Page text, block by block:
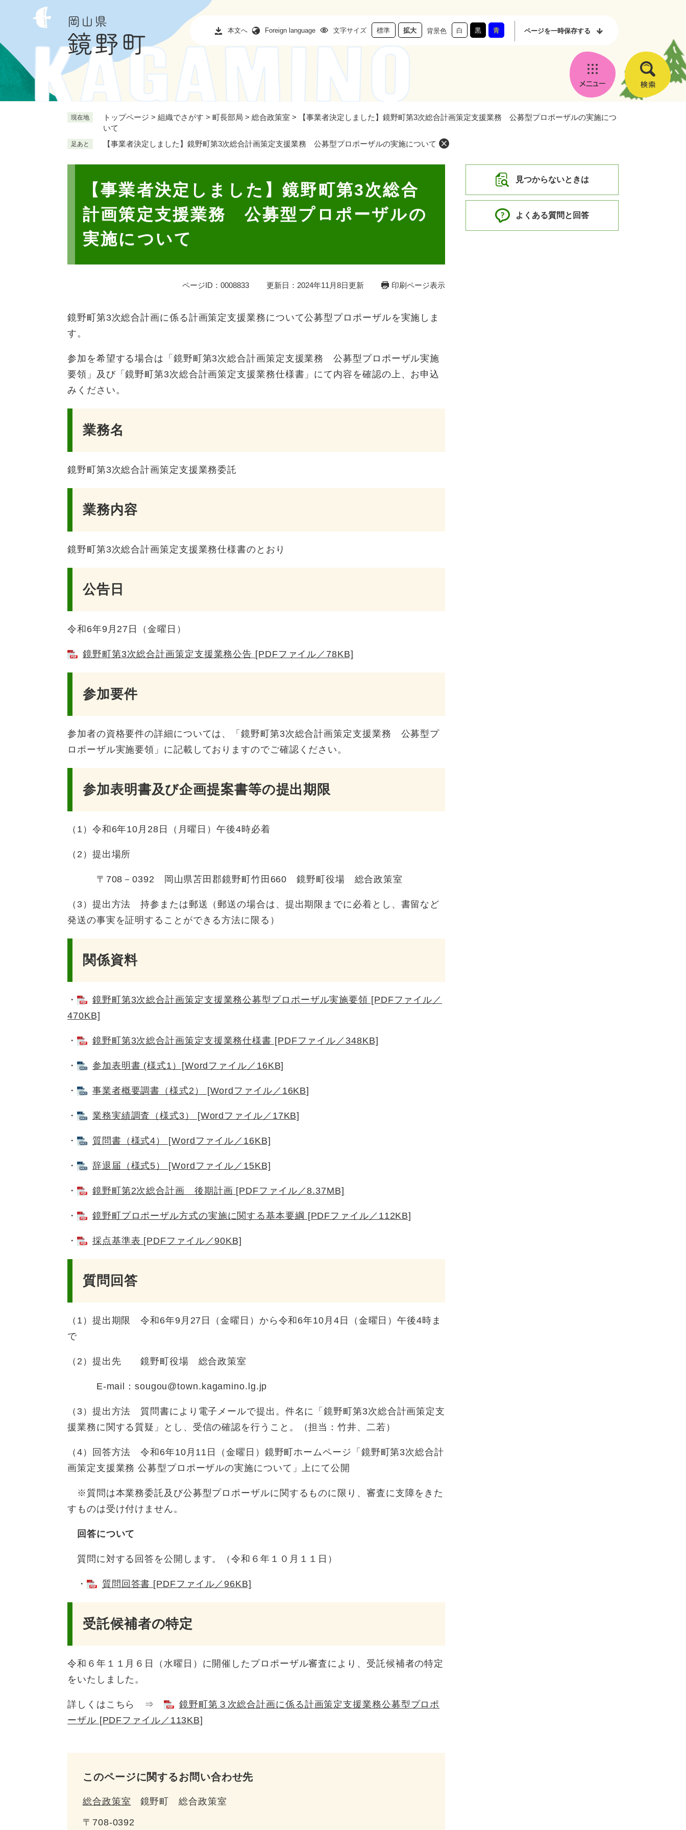
の
で
。
ー
ば
て
本文へ Foreign language 文字サイズ 標準 拡大 背景色 白 黒 青 ページを一時保存する
メ
ニ
ー
検
索
現在地 トップページ > 組織でさがす > 町長部局 > 総合政策室 >
【事業者決定しました】鏡野町第3次総合計画策定支援業務 公募型プロポーザルの実施につ
いて
足あと 【事業者決定しました】鏡野町第3次総合計画策定支援業務 公募型プロポーザルの実施について
【事業者決定しました】鏡野町第3次総合
計画策定支援業務 公募型プロポーザルの
実施について
ページID：0008833 更新日：2024年11月8日更新 印刷ページ表示
鏡野町第3次総合計画に係る計画策定支援業務について公募型プロポーザルを実施しま
す。
参加を希望する場合は「鏡野町第3次総合計画策定支援業務 公募型プロポーザル実施
要領」及び「鏡野町第3次総合計画策定支援業務仕様書」にて内容を確認の上、お申込
みください。
業務名
鏡野町第3次総合計画策定支援業務委託
業務内容
鏡野町第3次総合計画策定支援業務仕様書のとおり
公告日
令和6年9月27日（金曜日）
鏡野町第3次総合計画策定支援業務公告 [PDFファイル／78KB]
参加要件
参加者の資格要件の詳細については、「鏡野町第3次総合計画策定支援業務 公募型プ
ロポーザル実施要領」に記載しておりますのでご確認ください。
参加表明書及び企画提案書等の提出期限
（1）令和6年10月28日（月曜日）午後4時必着
（2）提出場所
〒708－0392 岡山県苫田郡鏡野町竹田660 鏡野町役場 総合政策室
（3）提出方法 持参または郵送（郵送の場合は、提出期限までに必着とし、書留など
発送の事実を証明することができる方法に限る）
関係資料
・
鏡野町第3次総合計画策定支援業務公募型プロポーザル実施要領 [PDFファイル／
470KB]
・ 鏡野町第3次総合計画策定支援業務仕様書 [PDFファイル／348KB]
・ 参加表明書 (様式1）[Wordファイル／16KB]
・ 事業者概要調書（様式2） [Wordファイル／16KB]
・ 業務実績調査（様式3） [Wordファイル／17KB]
・ 質問書（様式4） [Wordファイル／16KB]
・ 辞退届（様式5） [Wordファイル／15KB]
・ 鏡野町第2次総合計画 後期計画 [PDFファイル／8.37MB]
・ 鏡野町プロポーザル方式の実施に関する基本要綱 [PDFファイル／112KB]
・ 採点基準表 [PDFファイル／90KB]
質問回答
​（1）提出期限 令和6年9月27日（金曜日）から令和6年10月4日（金曜日）午後4時ま
で
（2）提出先 鏡野町役場 総合政策室
E-mail：sougou@town.kagamino.lg.jp
（3）提出方法 質問書により電子メールで提出。件名に「鏡野町第3次総合計画策定支
援業務に関する質疑」とし、受信の確認を行うこと。（担当：竹井、二若）
（4）回答方法 令和6年10月11日（金曜日）鏡野町ホームページ「鏡野町第3次総合計
画策定支援業務 公募型プロポーザルの実施について」上にて公開
※質問は本業務委託及び公募型プロポーザルに関するものに限り、審査に支障をきた
すものは受け付けません。
回答について
質問に対する回答を公開します。（令和６年１０月１１日）
・ 質問回答書 [PDFファイル／96KB]
受託候補者の特定
令和６年１１月６日（水曜日）に開催したプロポーザル審査により、受託候補者の特定
をいたしました。
詳しくはこちら ⇒
鏡野町第３次総合計画に係る計画策定支援業務公募型プロポ
ーザル [PDFファイル／113KB]
このページに関するお問い合わせ先
総合政策室 鏡野町 総合政策室
〒708-0392
見つからないときは
よくある質問と回答